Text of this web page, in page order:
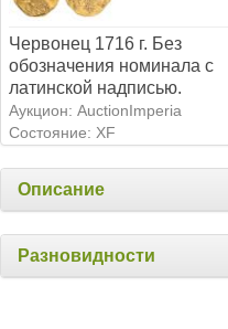
Червонец 1716 г. Без
обозначения номинала c
латинской надписью.
Аукцион: AuctionImperia
Состояние: XF
Описание
Разновидности